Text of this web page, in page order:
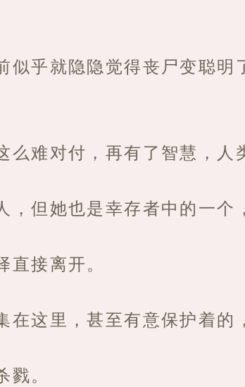
似乎就隐隐觉得丧尸变聪
难对付，再有了智慧，人
但她也是幸存者中的一个
接离开。
这里，甚至有意保护着的
。